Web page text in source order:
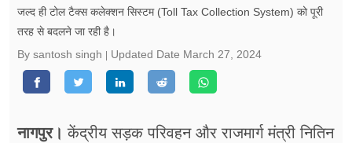
वीडियो
रिलेशनशिप
जीवन मंत्रा
फूड
जल्द ही टोल टैक्स कलेक्शन सिस्टम (Toll Tax Collection System) को पूरी
तरह से बदलने जा रही है।
By santosh singh
Updated Date March 27, 2024
नागपुर। केंद्रीय सड़क परिवहन और राजमार्ग मंत्री नितिन